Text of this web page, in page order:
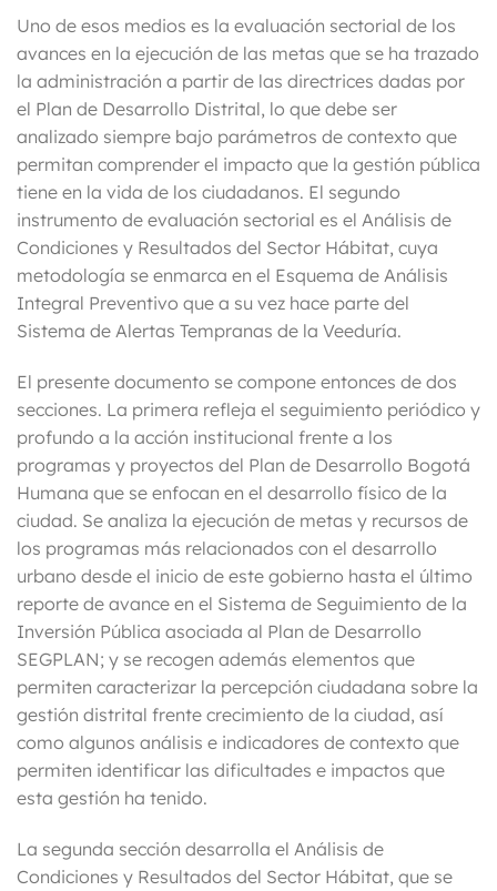
Uno de esos medios es la evaluación sectorial de los
avances en la ejecución de las metas que se ha trazado
la administración a partir de las directrices dadas por
el Plan de Desarrollo Distrital, lo que debe ser
analizado siempre bajo parámetros de contexto que
permitan comprender el impacto que la gestión pública
tiene en la vida de los ciudadanos. El segundo
instrumento de evaluación sectorial es el Análisis de
Condiciones y Resultados del Sector Hábitat, cuya
metodología se enmarca en el Esquema de Análisis
Integral Preventivo que a su vez hace parte del
Sistema de Alertas Tempranas de la Veeduría.
El presente documento se compone entonces de dos
secciones. La primera refleja el seguimiento periódico y
profundo a la acción institucional frente a los
programas y proyectos del Plan de Desarrollo Bogotá
Humana que se enfocan en el desarrollo físico de la
ciudad. Se analiza la ejecución de metas y recursos de
los programas más relacionados con el desarrollo
urbano desde el inicio de este gobierno hasta el último
reporte de avance en el Sistema de Seguimiento de la
Inversión Pública asociada al Plan de Desarrollo
SEGPLAN; y se recogen además elementos que
permiten caracterizar la percepción ciudadana sobre la
gestión distrital frente crecimiento de la ciudad, así
como algunos análisis e indicadores de contexto que
permiten identificar las dificultades e impactos que
esta gestión ha tenido.
La segunda sección desarrolla el Análisis de
Condiciones y Resultados del Sector Hábitat, que se